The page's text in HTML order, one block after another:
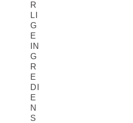
R
LI
G
E
IN
G
R
E
DI
E
N
S